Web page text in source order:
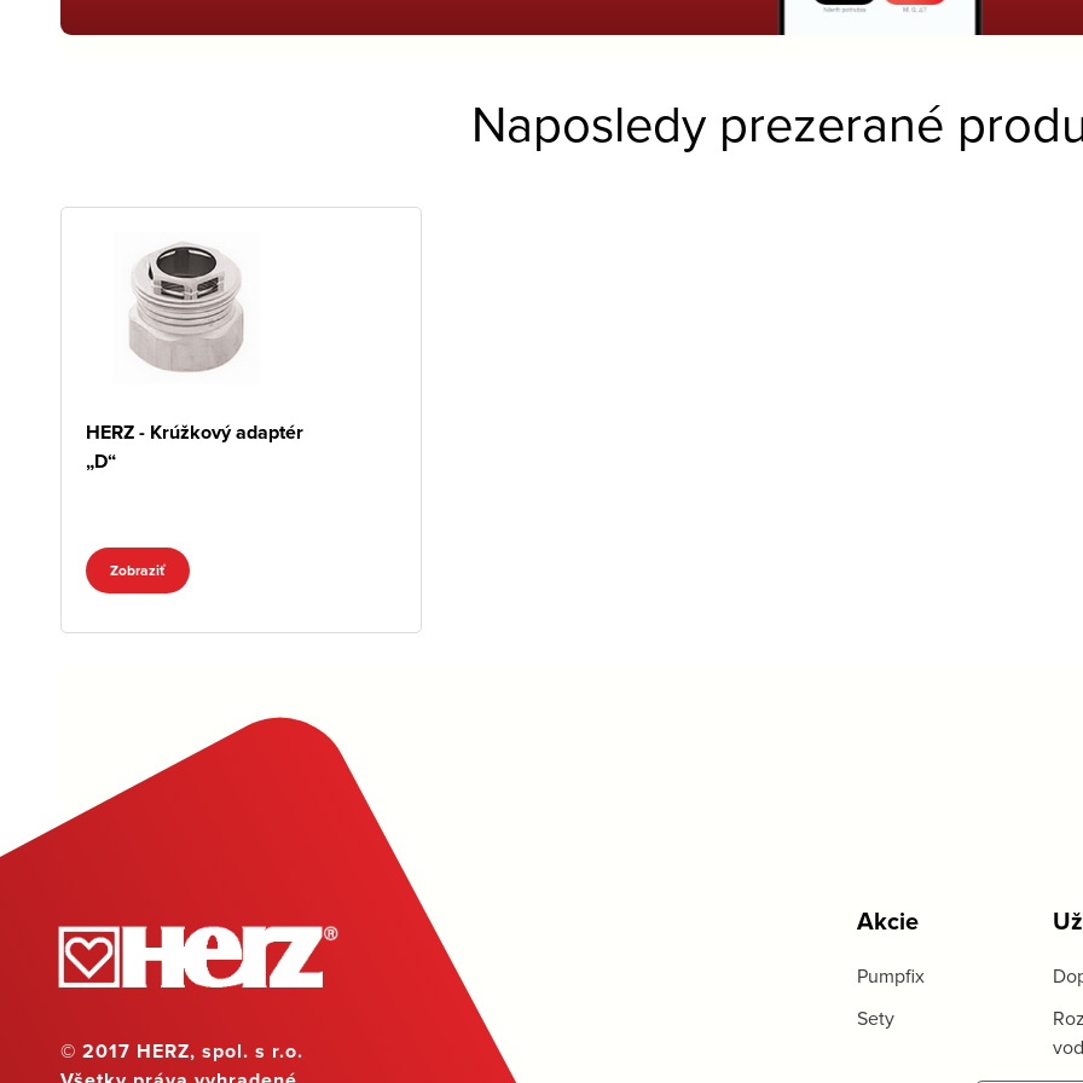
Naposledy prezerané
HERZ - Krúžkový adaptér
„D“
Zobraziť
© 2017 HERZ, spol. s r.o.
Akcie
Pumpfix
Sety